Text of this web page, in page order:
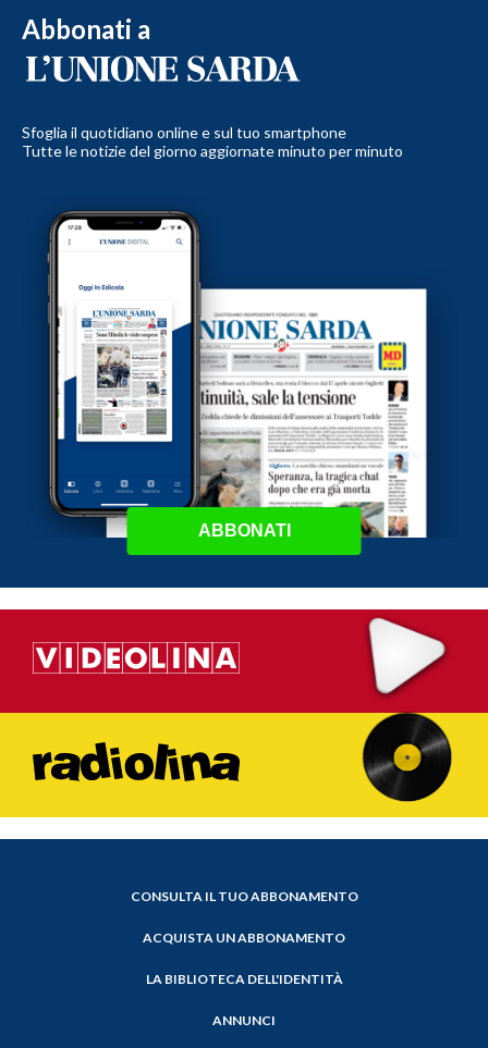
Abbonati a
Sfoglia il quotidiano online e sul tuo smartphone
Tutte le notizie del giorno aggiornate minuto per minuto
ABBONATI
CONSULTA IL TUO ABBONAMENTO
ACQUISTA UN ABBONAMENTO
LA BIBLIOTECA DELL'IDENTITÀ
ANNUNCI